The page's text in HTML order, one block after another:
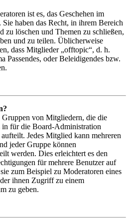
ist es, das Geschehen im
haben das Recht, in ihrem Bereich
zu löschen und Themen zu schließen,
und zu teilen. Üblicherweise
dass Mitglieder „offtopic“, d. h.
Passendes, oder Beleidigendes bzw.
Gruppen von Mitgliedern, die die
für die Board-Administration
Jedes Mitglied kann mehreren
jeder Gruppe können
werden. Dies erleichtert es den
für mehrere Benutzer auf
zum Beispiel zu Moderatoren eines
ihnen Zugriff zu einem
zu geben.